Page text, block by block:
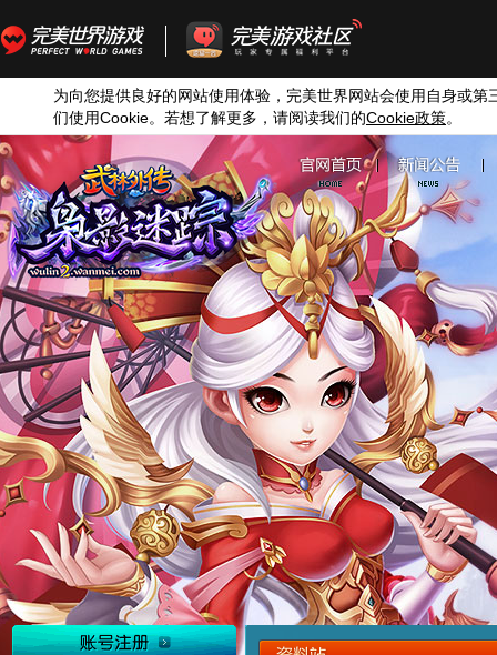
为向您提供良好的网站使用体验，完美世界网站会使用自身或第
们使用Cookie。若想了解更多，请阅读我们的Cookie政策。